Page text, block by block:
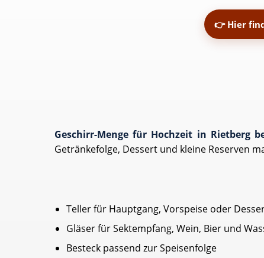
👉 Hier
Geschirr-Menge für Hochzeit in Rietberg
Getränkefolge, Dessert und kleine Reserven
Teller für Hauptgang, Vorspeise oder
Gläser für Sektempfang, Wein, Bier und
Besteck passend zur Speisenfolge